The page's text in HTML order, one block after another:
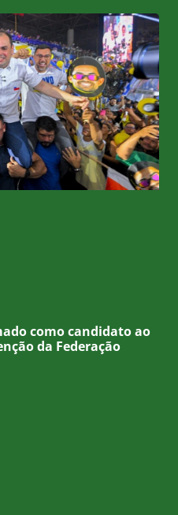
como candidato ao
da Federação